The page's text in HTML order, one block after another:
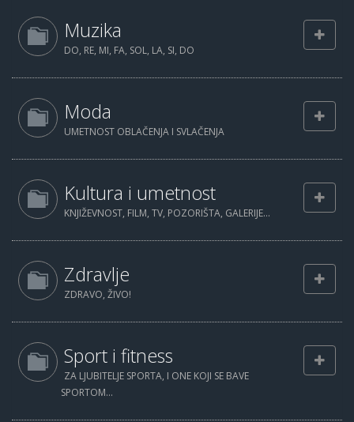
Muzika
DO, RE, MI, FA, SOL, LA, SI, DO
Moda
UMETNOST OBLAČENJA I SVLAČENJA
Kultura i umetnost
KNJIŽEVNOST, FILM, TV, POZORIŠTA, GALERIJE...
Zdravlje
ZDRAVO, ŽIVO!
Sport i fitness
ZA LJUBITELJE SPORTA, I ONE KOJI SE BAVE
SPORTOM...